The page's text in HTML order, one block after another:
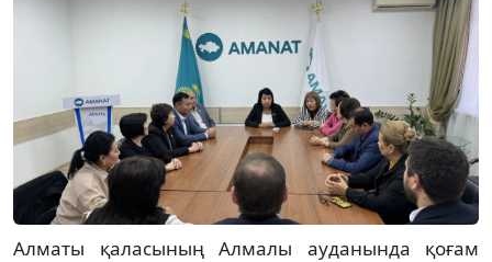
Алматы қаласының Алмалы ауданында қоғам